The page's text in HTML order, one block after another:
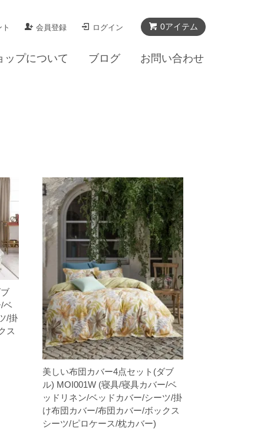
0アイテム
会員登録 ログイン
ップについて ブログ お問い合わせ
ベ
/掛
ス
美しい布団カバー4点セット(ダブ
ル) MOI001W (寝具/寝具カバー/ベ
ッドリネン/ベッドカバー/シーツ/掛
け布団カバー/布団カバー/ボックス
シーツ/ピロケース/枕カバー)